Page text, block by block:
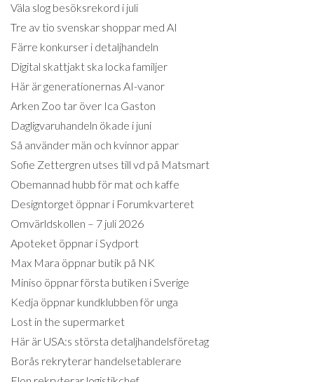
Väla slog besöksrekord i juli
Tre av tio svenskar shoppar med AI
Färre konkurser i detaljhandeln
Digital skattjakt ska locka familjer
Här är generationernas AI-vanor
Arken Zoo tar över Ica Gaston
Dagligvaruhandeln ökade i juni
Så använder män och kvinnor appar
Sofie Zettergren utses till vd på Matsmart
Obemannad hubb för mat och kaffe
Designtorget öppnar i Forumkvarteret
Omvärldskollen – 7 juli 2026
Apoteket öppnar i Sydport
Max Mara öppnar butik på NK
Miniso öppnar första butiken i Sverige
Kedja öppnar kundklubben för unga
Lost in the supermarket
Här är USA:s största detaljhandelsföretag
Borås rekryterar handelsetablerare